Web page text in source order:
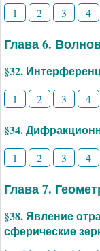
1 2 3 4
Глава 6.
§32.
1 2 3 4
§34.
1 2 3 4
Глава 7.
§38. Явление
сферические